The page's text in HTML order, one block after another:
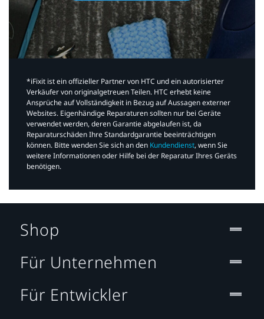
*iFixit ist ein offizieller Partner von HTC und ein autorisierter
Verkäufer von originalgetreuen Teilen. HTC erhebt keine
Ansprüche auf Vollständigkeit in Bezug auf Aussagen externer
Websites. Eigenhändige Reparaturen sollten nur bei Geräte
verwendet werden, deren Garantie abgelaufen ist, da
Reparaturschäden Ihre Standardgarantie beeinträchtigen
können. Bitte wenden Sie sich an den Kundendienst, wenn Sie
weitere Informationen oder Hilfe bei der Reparatur Ihres Geräts
benötigen.​
Shop
Für Unternehmen
Für Entwickler